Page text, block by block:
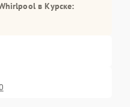
в Курске: